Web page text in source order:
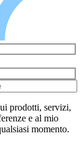
prodotti, servizi,
e al mio
momento.